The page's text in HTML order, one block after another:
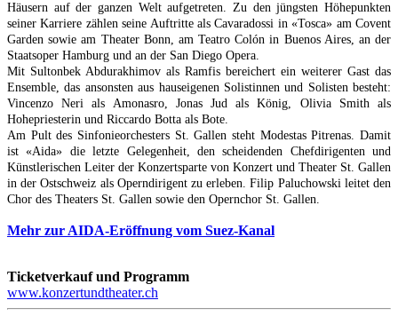
Häusern auf der ganzen Welt aufgetreten. Zu den jüngsten Höhepunkten
seiner Karriere zählen seine Auftritte als Cavaradossi in «Tosca» am Covent
Garden sowie am Theater Bonn, am Teatro Colón in Buenos Aires, an der
Staatsoper Hamburg und an der San Diego Opera.
Mit Sultonbek Abdurakhimov als Ramfis bereichert ein weiterer Gast das
Ensemble, das ansonsten aus hauseigenen Solistinnen und Solisten besteht:
Vincenzo Neri als Amonasro, Jonas Jud als König, Olivia Smith als
Hohepriesterin und Riccardo Botta als Bote.
Am Pult des Sinfonieorchesters St. Gallen steht Modestas Pitrenas. Damit
ist «Aida» die letzte Gelegenheit, den scheidenden Chefdirigenten und
Künstlerischen Leiter der Konzertsparte von Konzert und Theater St. Gallen
in der Ostschweiz als Operndirigent zu erleben. Filip Paluchowski leitet den
Chor des Theaters St. Gallen sowie den Opernchor St. Gallen.
Mehr zur AIDA-Eröffnung vom Suez-Kanal
Ticketverkauf und Programm
www.konzertundtheater.ch